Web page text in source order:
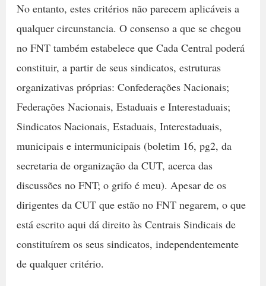
No entanto, estes critérios não parecem aplicáveis a
qualquer circunstancia. O consenso a que se chegou
no FNT também estabelece que Cada Central poderá
constituir, a partir de seus sindicatos, estruturas
organizativas próprias: Confederações Nacionais;
Federações Nacionais, Estaduais e Interestaduais;
Sindicatos Nacionais, Estaduais, Interestaduais,
municipais e intermunicipais (boletim 16, pg2, da
secretaria de organização da CUT, acerca das
discussões no FNT; o grifo é meu). Apesar de os
dirigentes da CUT que estão no FNT negarem, o que
está escrito aqui dá direito às Centrais Sindicais de
constituírem os seus sindicatos, independentemente
de qualquer critério.